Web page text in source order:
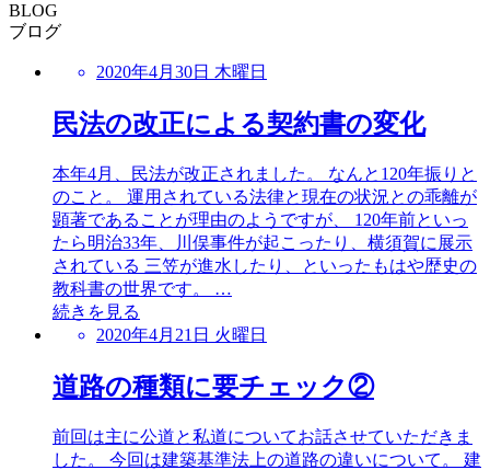
BLOG
ブログ
2020年4月30日 木曜日
民法の改正による契約書の変化
本年4月、民法が改正されました。 なんと120年振りと
のこと。 運用されている法律と現在の状況との乖離が
顕著であることが理由のようですが、 120年前といっ
たら明治33年、川俣事件が起こったり、横須賀に展示
されている 三笠が進水したり、といったもはや歴史の
教科書の世界です。 …
続きを見る
2020年4月21日 火曜日
道路の種類に要チェック②
前回は主に公道と私道についてお話させていただきま
した。 今回は建築基準法上の道路の違いについて。 建